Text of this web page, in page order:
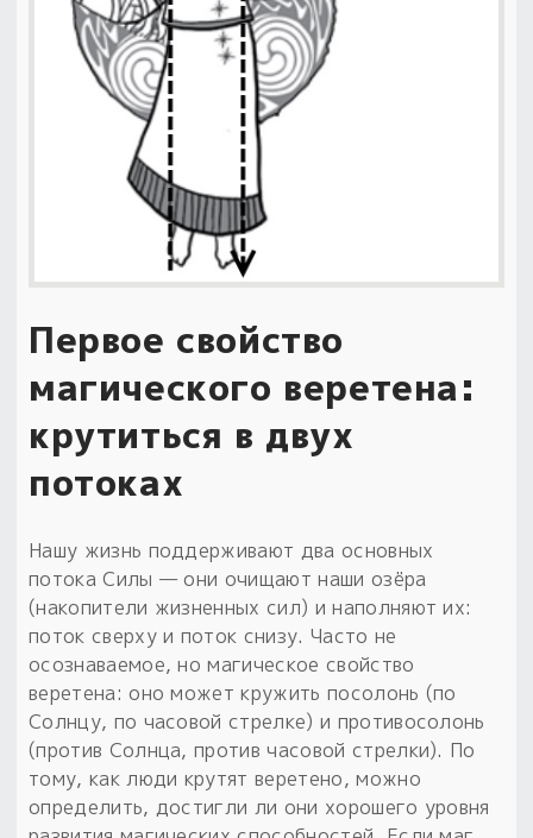
Первое свойство
магического веретена:
крутиться в двух
потоках
Нашу жизнь поддерживают два основных
потока Силы — они очищают наши озёра
(накопители жизненных сил) и наполняют их:
поток сверху и поток снизу. Часто не
осознаваемое, но магическое свойство
веретена: оно может кружить посолонь (по
Солнцу, по часовой стрелке) и противосолонь
(против Солнца, против часовой стрелки). По
тому, как люди крутят веретено, можно
определить, достигли ли они хорошего уровня